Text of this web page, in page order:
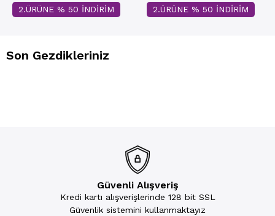
2.ÜRÜNE % 50 İNDİRİM 2.ÜRÜNE % 50 İNDİRİM
Son Gezdikleriniz
Güvenli Alışveriş
Kredi kartı alışverişlerinde 128 bit SSL
Güvenlik sistemini kullanmaktayız